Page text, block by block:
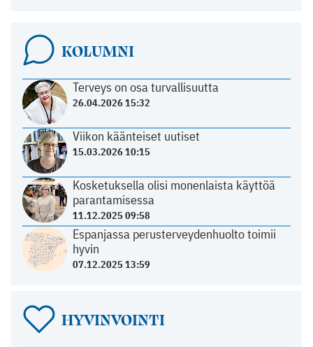
KOLUMNI
Terveys on osa turvallisuutta
26.04.2026 15:32
Viikon käänteiset uutiset
15.03.2026 10:15
Kosketuksella olisi monenlaista käyttöä
parantamisessa
11.12.2025 09:58
Espanjassa perusterveydenhuolto toimii
hyvin
07.12.2025 13:59
HYVINVOINTI